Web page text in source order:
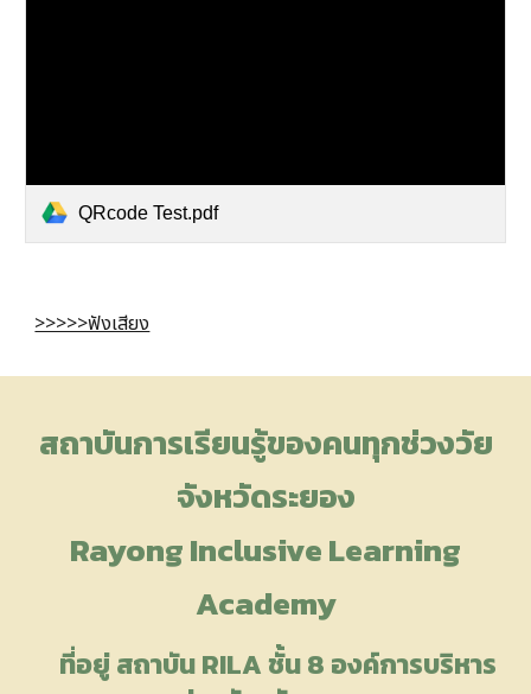
QRcode Test.pdf
>>>>>ฟังเสียง
สถาบันการเรียนรู้ของคนทุกช่วงวัย
จังหวัดระยอง
Rayong Inclusive Learning
Academy
ที่อยู่ สถาบัน RILAชั้น 8 องค์การบริหาร